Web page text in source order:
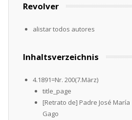
Revolver
alistar todos autores
Inhaltsverzeichnis
4.1891=Nr. 200(7.März)
title_page
[Retrato de] Padre José María
Gago